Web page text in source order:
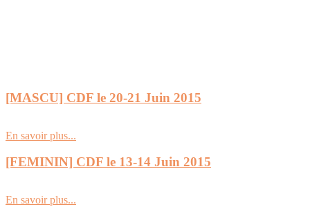
[MASCU] CDF le 20-21 Juin 2015
En savoir plus...
[FEMININ] CDF le 13-14 Juin 2015
En savoir plus...